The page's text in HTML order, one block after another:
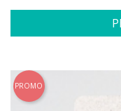
PROMO